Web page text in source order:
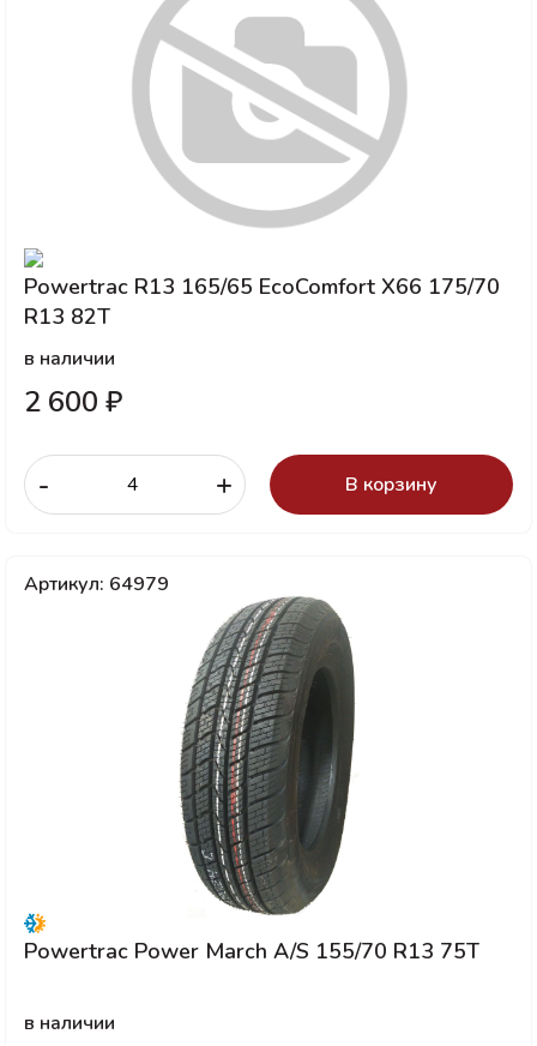
Powertrac R13 165/65 EcoComfort X66 175/70
R13 82T
в наличии
2 600 ₽
- + В корзину
Артикул: 64979
Powertrac Power March A/S 155/70 R13 75T
в наличии